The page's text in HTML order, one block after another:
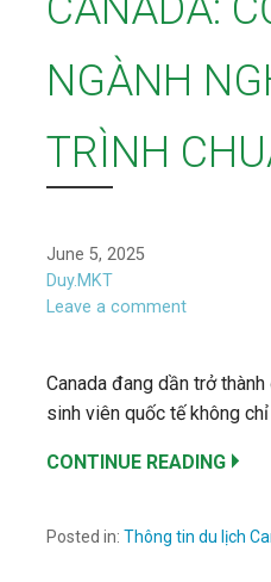
NGÀNH
TRÌNH
June 5, 2025
Duy.MKT
Leave a comment
Canada đang dần trở
sinh viên quốc tế không
CONTINUE READING
Posted in: Thông tin du lịch